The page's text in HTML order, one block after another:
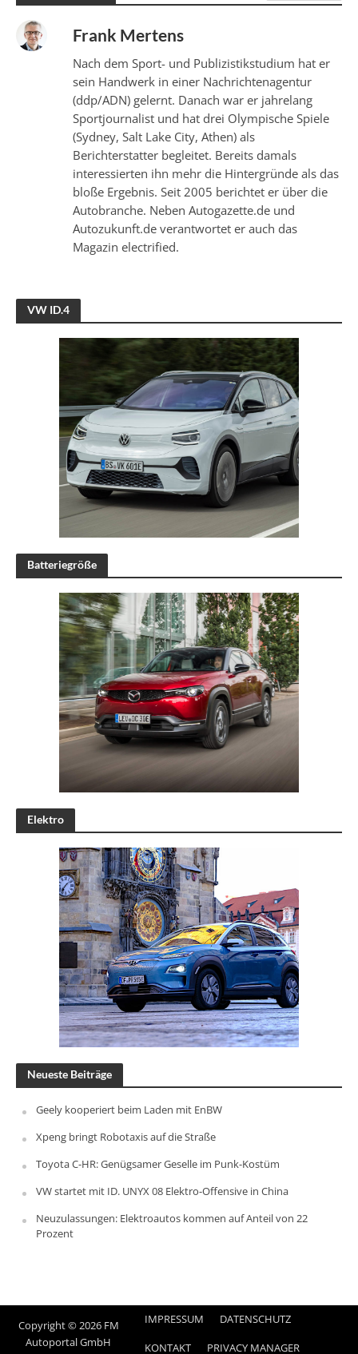
Frank Mertens
Nach dem Sport- und Publizistikstudium hat er
sein Handwerk in einer Nachrichtenagentur
(ddp/ADN) gelernt. Danach war er jahrelang
Sportjournalist und hat drei Olympische Spiele
(Sydney, Salt Lake City, Athen) als
Berichterstatter begleitet. Bereits damals
interessierten ihn mehr die Hintergründe als das
bloße Ergebnis. Seit 2005 berichtet er über die
Autobranche. Neben Autogazette.de und
Autozukunft.de verantwortet er auch das
Magazin electrified.
VW ID.4
Batteriegröße
Elektro
Neueste Beiträge
Geely kooperiert beim Laden mit EnBW
Xpeng bringt Robotaxis auf die Straße
Toyota C-HR: Genügsamer Geselle im Punk-Kostüm
VW startet mit ID. UNYX 08 Elektro-Offensive in China
Neuzulassungen: Elektroautos kommen auf Anteil von 22
Prozent
Copyright © 2026 FM
Autoportal GmbH
IMPRESSUM DATENSCHUTZ
KONTAKT PRIVACY MANAGER